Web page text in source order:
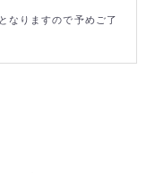
なりますので予めご了